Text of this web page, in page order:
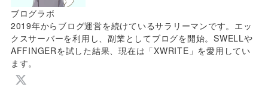
ブログラボ
2019年からブログ運営を続けているサラリーマンです。エッ
クスサーバーを利用し、副業としてブログを開始。SWELLや
AFFINGERを試した結果、現在は「XWRITE」を愛用してい
ます。